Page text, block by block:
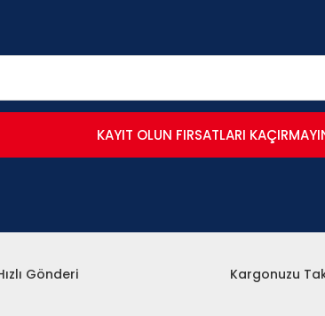
KAYIT OLUN FIRSATLARI
Gönderi Kargonuzu